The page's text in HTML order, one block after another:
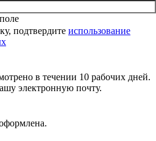
подтвердите использование
в течении 10 рабочих дней.
электронную почту.